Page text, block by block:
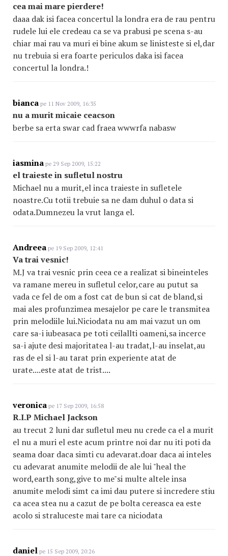
cea mai mare pierdere!
daaa dak isi facea concertul la londra era de rau pentru
rudele lui ele credeau ca se va prabusi pe scena s-au
chiar mai rau va muri ei bine akum se linisteste si el,dar
nu trebuia si era foarte periculos daka isi facea
concertul la londra.!
bianca pe 11 Nov 2009, 16:35
nu a murit micaie ceacson
berbe sa erta swar cad fraea wwwrfa nabasw
iasmina pe 29 Sep 2009, 15:22
el traieste in sufletul nostru
Michael nu a murit,el inca traieste in sufletele
noastre.Cu totii trebuie sa ne dam duhul o data si
odata.Dumnezeu la vrut langa el.
Andreea pe 19 Sep 2009, 12:41
Va trai vesnic!
M.J va trai vesnic prin ceea ce a realizat si bineinteles
va ramane mereu in sufletul celor,care au putut sa
vada ce fel de om a fost cat de bun si cat de bland,si
mai ales profunzimea mesajelor pe care le transmitea
prin melodiile lui.Niciodata nu am mai vazut un om
care sa-i iubeasaca pe toti ceilallti oameni,sa incerce
sa-i ajute desi majoritatea l-au tradat,l-au inselat,au
ras de el si l-au tarat prin experiente atat de
urate....este atat de trist....
veronica pe 17 Sep 2009, 16:58
R.I.P Michael Jackson
au trecut 2 luni dar sufletul meu nu crede ca el a murit
el nu a muri el este acum printre noi dar nu iti poti da
seama doar daca simti cu adevarat.doar daca ai inteles
cu adevarat anumite melodii de ale lui "heal the
word,earth song,give to me"si multe altele insa
anumite melodi simt ca imi dau putere si incredere stiu
ca acea stea nu a cazut de pe bolta cereasca ea este
acolo si straluceste mai tare ca niciodata
daniel pe 15 Sep 2009, 20:26